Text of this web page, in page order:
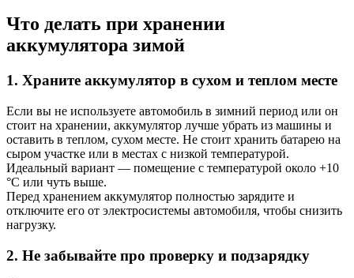
Что делать при хранении
аккумулятора зимой
1. Храните аккумулятор в сухом и теплом месте
Если вы не используете автомобиль в зимний период или он
стоит на хранении, аккумулятор лучше убрать из машины и
оставить в теплом, сухом месте. Не стоит хранить батарею на
сыром участке или в местах с низкой температурой.
Идеальный вариант — помещение с температурой около +10
°C или чуть выше.
Перед хранением аккумулятор полностью зарядите и
отключите его от электросистемы автомобиля, чтобы снизить
нагрузку.
2. Не забывайте про проверку и подзарядку